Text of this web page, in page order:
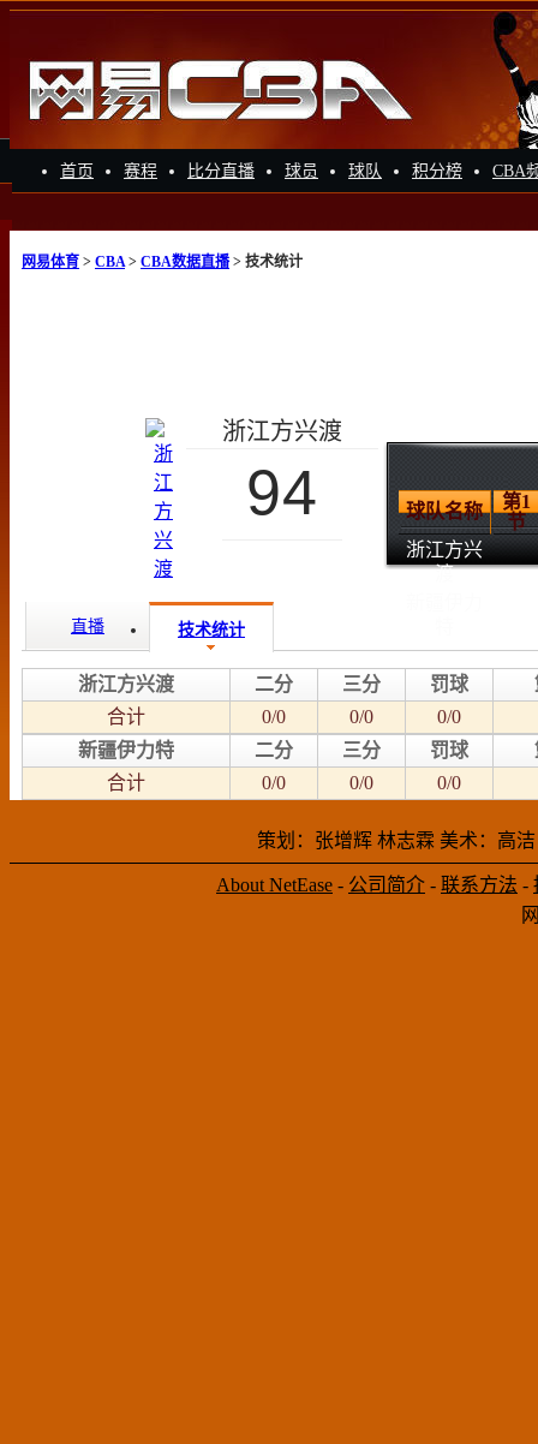
首页 赛程 比分直播 球员 球队 积分榜 CBA
网易体育 > CBA> CBA数据直播> 技术统计
浙江方兴渡
94 球队名称
第1
节
浙江方兴
渡
直播 技术统计
浙江方兴渡 二分 三分 罚球
合计
0/0 0/0
0/0
新疆伊力特
二分 三分 罚球
合计
0/0 0/0 0/0
策划：张增辉 林志霖 美术：高
About NetEase - 公司简介 - 联系方法 -